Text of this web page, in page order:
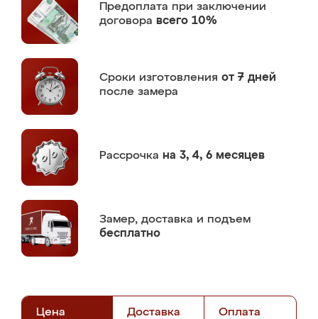
Предоплата при заключении
договора всего 10%
Сроки изготовления от 7 дней
после замера
Рассрочка на 3, 4, 6 месяцев
Замер, доставка и подъем
бесплатно
Цена Доставка Оплата